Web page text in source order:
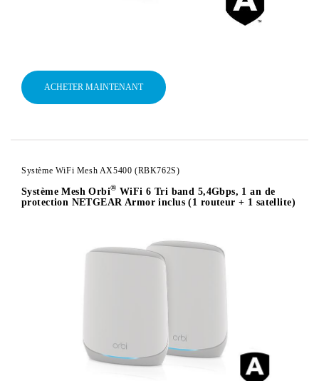
ACHETER MAINTENANT
Système WiFi Mesh AX5400 (RBK762S)
Système Mesh Orbi® WiFi 6 Tri band 5,4Gbps, 1 an de
protection NETGEAR Armor inclus (1 routeur + 1 satellite)